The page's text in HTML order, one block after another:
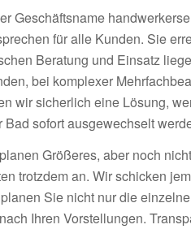
Geschäftsname
für alle Kunden. Sie
Beratung und Einsatz
bei komplexer
wir sicherlich eine Lösung,
Bad sofort ausgewechselt
Größeres, aber noch
trotzdem an. Wir schicken
Sie nicht nur die
Ihren Vorstellungen.